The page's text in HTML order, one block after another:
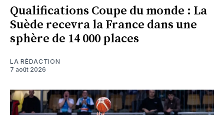
Qualifications Coupe du monde : La
Suède recevra la France dans une
sphère de 14 000 places
LA RÉDACTION
7 août 2026